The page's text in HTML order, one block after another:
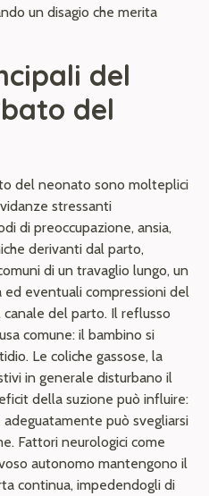
un disagio che merita
del
del
del neonato sono molteplici
stressanti
di preoccupazione, ansia,
derivanti dal parto,
di un travaglio lungo, un
eventuali compressioni del
del parto. Il reflusso
comune: il bambino si
Le coliche gassose, la
in generale disturbano il
della suzione può influire:
può svegliarsi
Fattori neurologici come
autonomo mantengono il
continua, impedendogli di